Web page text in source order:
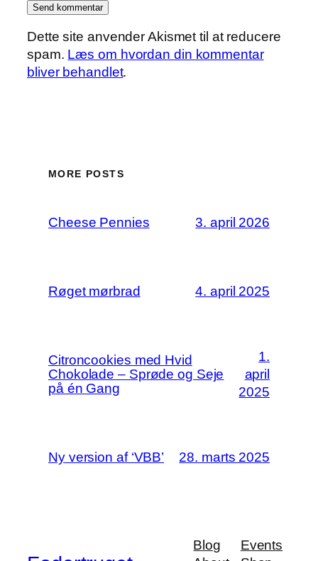
Dette site anvender Akismet til at reducere
spam. Læs om hvordan din kommentar
bliver behandlet.
MORE POSTS
Cheese Pennies 3. april 2026
Røget mørbrad 4. april 2025
Citroncookies med Hvid
Chokolade – Sprøde og Seje
på én Gang
1.
april
2025
Ny version af ‘VBB’ 28. marts 2025
Blog
Events